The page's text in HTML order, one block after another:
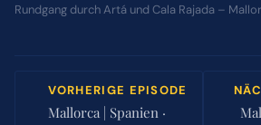
NACH:
Rundgang durch Artá und Cala Rajada –
VORHERIGE EPISODE
Mallorca | Spanien ·